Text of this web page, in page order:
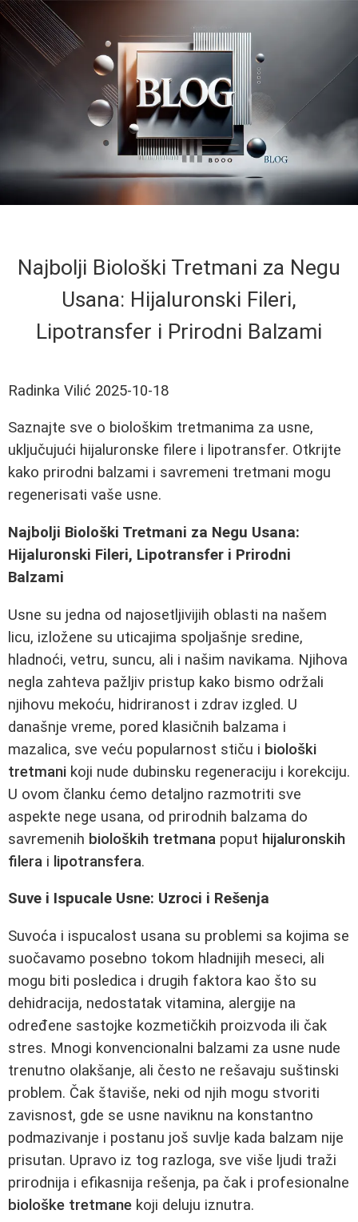
Najbolji Biološki Tretmani za Negu
Usana: Hijaluronski Fileri,
Lipotransfer i Prirodni Balzami
Radinka Vilić 2025-10-18
Saznajte sve o biološkim tretmanima za usne,
uključujući hijaluronske filere i lipotransfer. Otkrijte
kako prirodni balzami i savremeni tretmani mogu
regenerisati vaše usne.
Najbolji Biološki Tretmani za Negu Usana:
Hijaluronski Fileri, Lipotransfer i Prirodni
Balzami
Usne su jedna od najosetljivijih oblasti na našem
licu, izložene su uticajima spoljašnje sredine,
hladnoći, vetru, suncu, ali i našim navikama. Njihova
negla zahteva pažljiv pristup kako bismo održali
njihovu mekoću, hidriranost i zdrav izgled. U
današnje vreme, pored klasičnih balzama i
mazalica, sve veću popularnost stiču i biološki
tretmani koji nude dubinsku regeneraciju i korekciju.
U ovom članku ćemo detaljno razmotriti sve
aspekte nege usana, od prirodnih balzama do
savremenih bioloških tretmana poput hijaluronskih
filera i lipotransfera.
Suve i Ispucale Usne: Uzroci i Rešenja
Suvoća i ispucalost usana su problemi sa kojima se
suočavamo posebno tokom hladnijih meseci, ali
mogu biti posledica i drugih faktora kao što su
dehidracija, nedostatak vitamina, alergije na
određene sastojke kozmetičkih proizvoda ili čak
stres. Mnogi konvencionalni balzami za usne nude
trenutno olakšanje, ali često ne rešavaju suštinski
problem. Čak štaviše, neki od njih mogu stvoriti
zavisnost, gde se usne naviknu na konstantno
podmazivanje i postanu još suvlje kada balzam nije
prisutan. Upravo iz tog razloga, sve više ljudi traži
prirodnija i efikasnija rešenja, pa čak i profesionalne
biološke tretmane koji deluju iznutra.